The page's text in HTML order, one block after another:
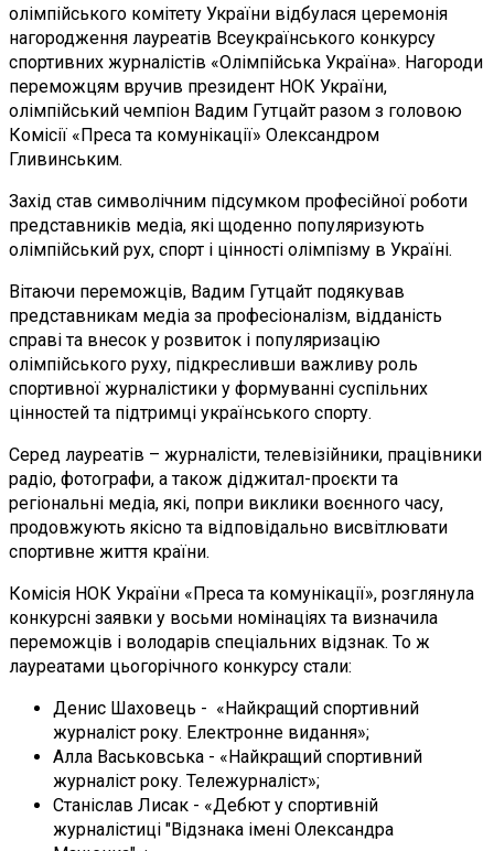
олімпійського комітету України відбулася церемонія
нагородження лауреатів Всеукраїнського конкурсу
спортивних журналістів «Олімпійська Україна». Нагороди
переможцям вручив президент НОК України,
олімпійський чемпіон Вадим Гутцайт разом з головою
Комісії «Преса та комунікації» Олександром
Гливинським.
Захід став символічним підсумком професійної роботи
представників медіа, які щоденно популяризують
олімпійський рух, спорт і цінності олімпізму в Україні.
Вітаючи переможців, Вадим Гутцайт подякував
представникам медіа за професіоналізм, відданість
справі та внесок у розвиток і популяризацію
олімпійського руху, підкресливши важливу роль
спортивної журналістики у формуванні суспільних
цінностей та підтримці українського спорту.
Серед лауреатів – журналісти, телевізійники, працівники
радіо, фотографи, а також діджитал-проєкти та
регіональні медіа, які, попри виклики воєнного часу,
продовжують якісно та відповідально висвітлювати
спортивне життя країни.
Комісія НОК України «Преса та комунікації», розглянула
конкурсні заявки у восьми номінаціях та визначила
переможців і володарів спеціальних відзнак. То ж
лауреатами цьогорічного конкурсу стали:
Денис Шаховець - «Найкращий спортивний
журналіст року. Електронне видання»;
Алла Васьковська - «Найкращий спортивний
журналіст року. Тележурналіст»;
Станіслав Лисак - «Дебют у спортивній
журналістиці "Відзнака імені Олександра